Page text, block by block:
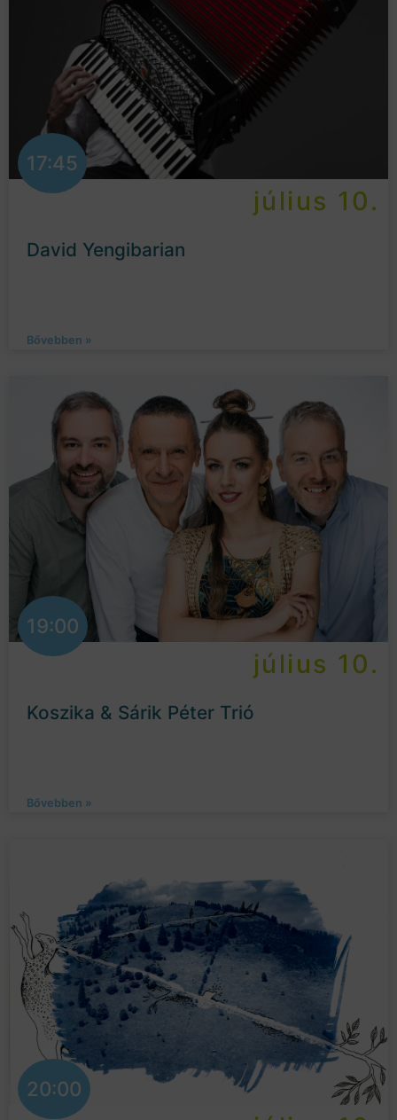
17:45
július 10.
David Yengibarian
Bővebben »
19:00
július 10.
Koszika & Sárik Péter Trió
Bővebben »
20:00